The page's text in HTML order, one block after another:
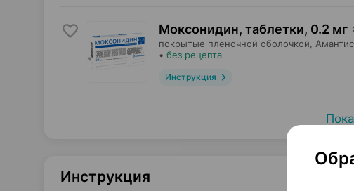
Моксонидин, таблетки, 0.2 мг
покрытые пленочной оболочкой,
• без рецепта
Инструкция
Инструкция